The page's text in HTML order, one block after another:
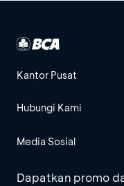
Kantor Pusat
Hubungi Kami
Media Sosial
Dapatkan promo